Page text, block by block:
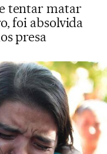
tentar matar
foi absolvida
presa